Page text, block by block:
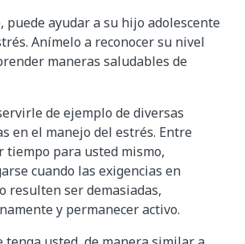
puede ayudar a su hijo adolescente
Anímelo a reconocer su nivel
maneras saludables de
de ejemplo de diversas
en el manejo del estrés. Entre
tiempo para usted mismo,
cuando las exigencias en
resulten ser demasiadas,
y permanecer activo.